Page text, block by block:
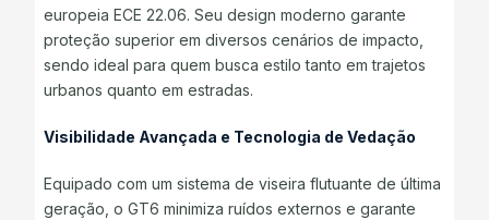
europeia ECE 22.06. Seu design moderno garante
proteção superior em diversos cenários de impacto,
sendo ideal para quem busca estilo tanto em trajetos
urbanos quanto em estradas.
Visibilidade Avançada e Tecnologia de Vedação
Equipado com um sistema de viseira flutuante de última
geração, o GT6 minimiza ruídos externos e garante